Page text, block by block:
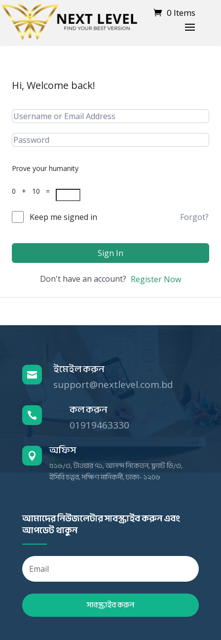
0 Items
Hi, Welcome back!
Prove your humanity
0 + 10 =
Keep me signed in Forgot?
Sign In
Don't have an account? Register Now
 ইমেইল করুন
support@nextlevel.com.bd
 কল করুন
01919463330
 অফিস
৫১৬/৩, টাওয়ার ৭১, আনন্দ নিকেতন, ফ্ল্যাট ডি/৩,
ইসিবি চত্বর, দক্ষিণ মানিকদী, ঢাকা- ১২০৬
আমাদের নিউজলেটার সাবস্ক্রাইব করুন এবং
আপডেট থাকুন
সাবস্ক্রাইব করুন